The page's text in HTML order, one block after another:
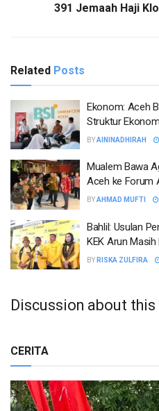
391 Jemaah Haji
Related Posts
Ekonom: Aceh
Struktur
BYAININADHIRAH
Mualem Bawa
Aceh ke Forum
BYAHMAD MUFTI
Bahlil: Usulan
KEK Arun Masih
BY RISKA ZULFIRA
Discussion about
CERITA